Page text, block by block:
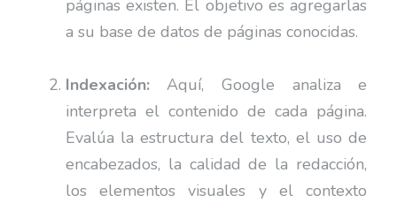
páginas existen. El objetivo es agregarlas
a su base de datos de páginas conocidas.
Indexación:Aquí, Google analiza e
interpreta el contenido de cada página.
Evalúa la estructura del texto, el uso de
encabezados, la calidad de la redacción,
los elementos visuales y el contexto